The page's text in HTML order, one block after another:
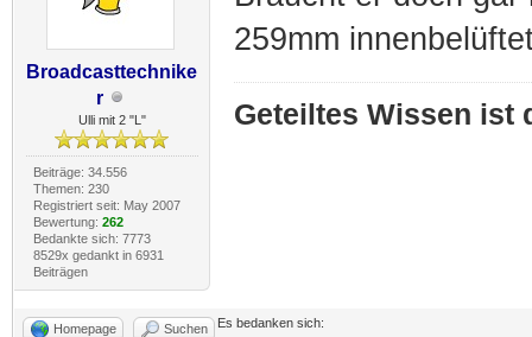
Broadcasttechnike
r
Ulli mit 2 "L"
Beiträge: 34.556
Themen: 230
Registriert seit: May 2007
Bewertung: 262
Bedankte sich: 7773
8529x gedankt in 6931
Beiträgen
259mm
Geteiltes Wissen ist
Homepage Suchen Es bedanken sich: